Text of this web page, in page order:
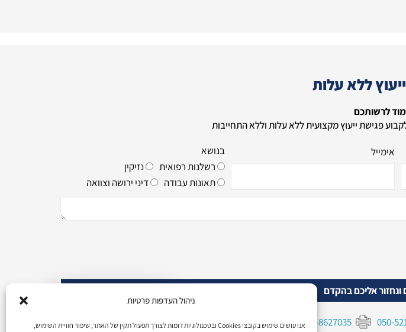
ניהול העדפות פרטיות
אנו עושים שימוש בקובצי Cookies ובטכנולוגיות דומות לצורך תפעול תקין של האתר, שיפור חוויית השימוש,
ללא עלות
לרשותכם
פגישת ייעוץ מקצועית ללא עלות וללא התחייבות
אימייל
בנושא
רשלנות רפואית
נזיקין
תאונות עבודה
דיני ירושה וצוואה
אליכם בהקדם
050-
04-8627035
broide@broidelaw.co.il